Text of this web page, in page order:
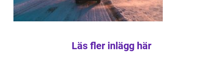
Läs fler inlägg här